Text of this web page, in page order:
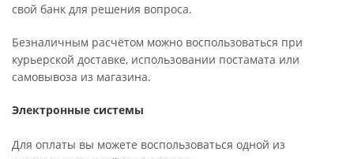
свой банк для решения вопроса.
Безналичным расчётом можно воспользоваться при
курьерской доставке, использовании постамата или
самовывоза из магазина.
Электронные системы
Для оплаты вы можете воспользоваться одной из